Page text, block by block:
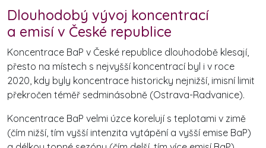
Dlouhodobý vývoj koncentrací
a emisí v České republice
Koncentrace BaP v České republice dlouhodobě klesají,
přesto na místech s nejvyšší koncentrací byl i v roce
2020, kdy byly koncentrace historicky nejnižší, imisní limit
překročen téměř sedminásobně (Ostrava-Radvanice).
Koncentrace BaP velmi úzce korelují s teplotami v zimě
(čím nižší, tím vyšší intenzita vytápění a vyšší emise BaP)